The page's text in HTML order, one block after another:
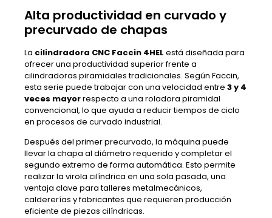
Alta productividad en curvado y
precurvado de chapas
La cilindradora CNC Faccin 4HEL está diseñada para
ofrecer una productividad superior frente a
cilindradoras piramidales tradicionales. Según Faccin,
esta serie puede trabajar con una velocidad entre 3 y 4
veces mayorrespecto a una roladora piramidal
convencional, lo que ayuda a reducir tiempos de ciclo
en procesos de curvado industrial.
Después del primer precurvado, la máquina puede
llevar la chapa al diámetro requerido y completar el
segundo extremo de forma automática. Esto permite
realizar la virola cilíndrica en una sola pasada, una
ventaja clave para talleres metalmecánicos,
caldererías y fabricantes que requieren producción
eficiente de piezas cilíndricas.